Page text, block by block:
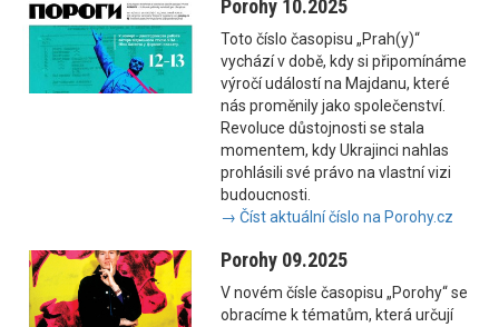
Porohy 10.2025
Toto číslo časopisu „Prah(y)“
vychází v době, kdy si připomínáme
výročí událostí na Majdanu, které
nás proměnily jako společenství.
Revoluce důstojnosti se stala
momentem, kdy Ukrajinci nahlas
prohlásili své právo na vlastní vizi
budoucnosti.
→ Číst aktuální číslo na Porohy.cz
Porohy 09.2025
V novém čísle časopisu „Porohy“ se
obracíme k tématům, která určují